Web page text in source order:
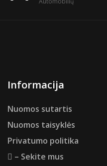
Informacija
Nuomos sutartis
Nuomos taisyklės
Privatumo politika
– Sekite mus